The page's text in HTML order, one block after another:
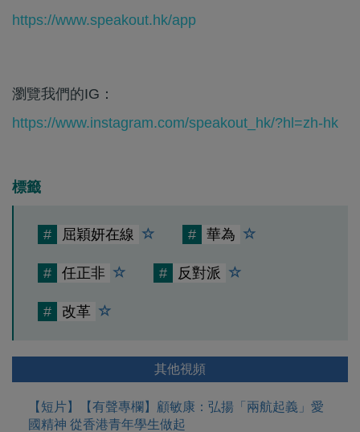
https://www.speakout.hk/app
瀏覽我們的IG：
https://www.instagram.com/speakout_hk/?hl=zh-hk
標籤
# 屈穎妍在線 # 華為
# 任正非 # 反對派
# 改革
其他視頻
【短片】【有聲專欄】顧敏康：弘揚「兩航起義」愛
國精神 從香港青年學生做起